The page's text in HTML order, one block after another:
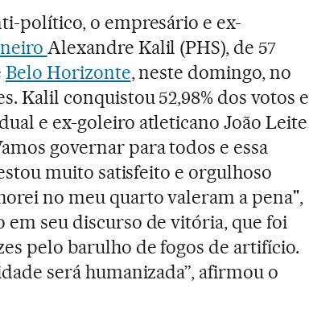
político, o empresário e ex-
Alexandre Kalil (PHS), de 57
Belo Horizonte, neste domingo, no
Kalil conquistou 52,98% dos votos e
e ex-goleiro atleticano João Leite
governar para todos e essa
muito satisfeito e orgulhoso
no meu quarto valeram a pena",
seu discurso de vitória, que foi
pelo barulho de fogos de artifício.
será humanizada”, afirmou o